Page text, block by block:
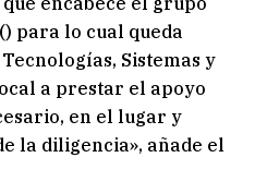
para lo cual queda
Sistemas y
a prestar el apoyo
en el lugar y
la diligencia», añade el